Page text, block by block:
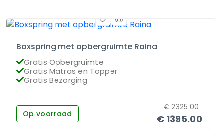
Boxspring met opbergruimte Raina
Gratis Opbergruimte
Gratis Matras en Topper
Gratis Bezorging
Op voorraad € 1395.00
€2325.00